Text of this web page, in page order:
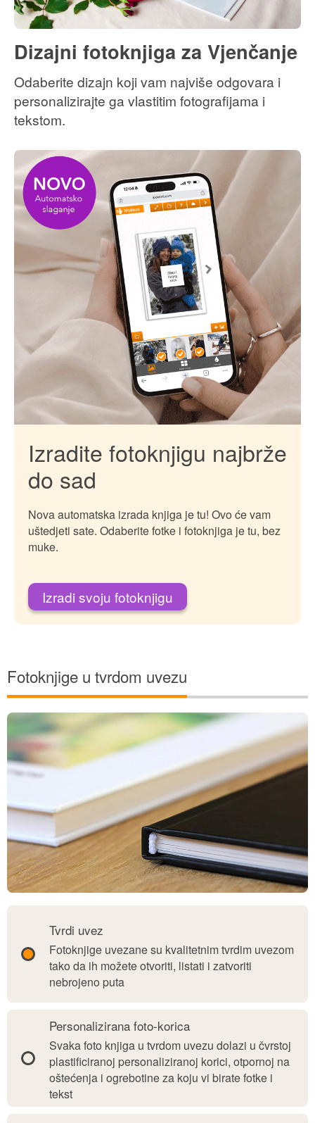
Za Kuma i Kumu
Za Nju
Za Njega
Za Djecu
Prigoda
Škola
Rođendan
Majčin dan
Božić i Nova godina
Dizajni fotoknjiga za Vjenčanje
Odaberite dizajn koji vam najviše odgovara i
personalizirajte ga vlastitim fotografijama i
tekstom.
Izradite fotoknjigu najbrže
do sad
Nova automatska izrada knjiga je tu! Ovo će vam
uštedjeti sate. Odaberite fotke i fotoknjiga je tu, bez
muke.
Izradi svoju fotoknjigu
Fotoknjige u tvrdom uvezu
Tvrdi uvez
Fotoknjige uvezane su kvalitetnim tvrdim uvezom
tako da ih možete otvoriti, listati i zatvoriti
nebrojeno puta
Personalizirana foto-korica
Svaka foto knjiga u tvrdom uvezu dolazi u čvrstoj
plastificiranoj personaliziranoj korici, otpornoj na
oštećenja i ogrebotine za koju vi birate fotke i
tekst